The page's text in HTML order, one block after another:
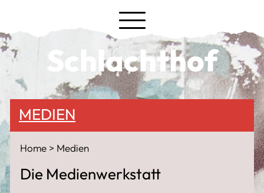
Schlachthof
MEDIEN
Home Medien
Die Medienwerkstatt